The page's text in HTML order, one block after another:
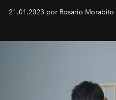
21.01.2023 por Rosario Morabito